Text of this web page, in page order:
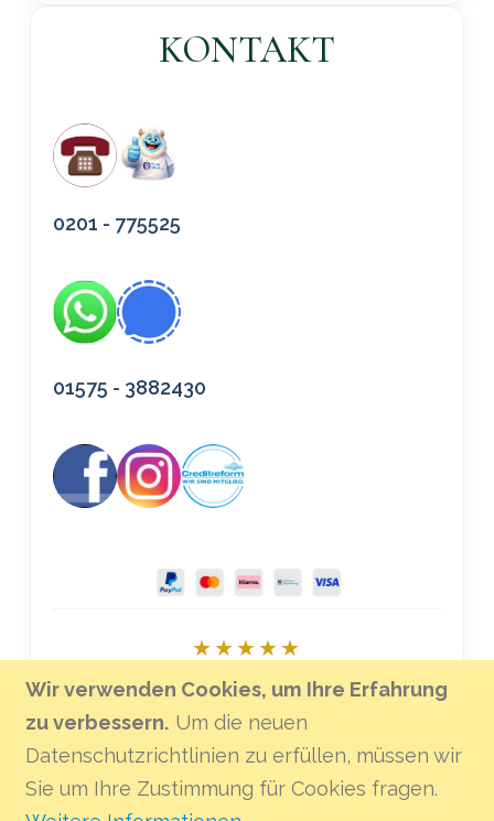
Wir verwenden Cookies, um Ihre Erfahrung
zu verbessern. Um die neuen
Datenschutzrichtlinien zu erfüllen, müssen wir
Sie um Ihre Zustimmung für Cookies fragen.
KONTAKT
0201 - 775525
01575 - 3882430
★★★★★
Bei Google bewerten